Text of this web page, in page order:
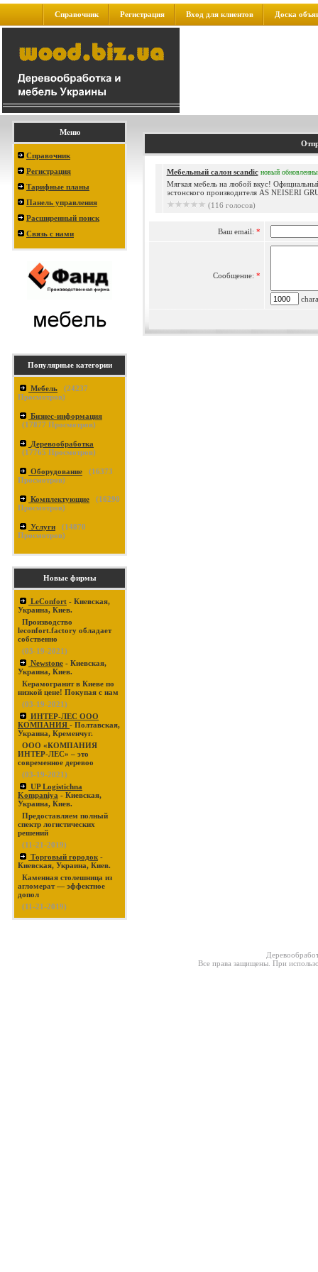
Справочник Регистрация Вход для клиентов Доска
Меню
Справочник
Регистрация
Тарифные планы
Панель управления
Расширенный поиск
Связь с нами
Популярные категории
Мебель (24237
Просмотров)
Бизнес-информация
(17877 Просмотров)
Деревообработка
(17765 Просмотров)
Оборудование (16373
Просмотров)
Комплектующие (16290
Просмотров)
Услуги (14870
Просмотров)
Новые фирмы
LeConfort - Киевская,
Украина, Киев.
Производство
leconfort.factory обладает
собственно
(03-19-2021)
Newstone - Киевская,
Украина, Киев.
Керамогранит в Киеве по
низкой цене! Покупая с нам
(03-19-2021)
ИНТЕР-ЛЕС ООО
КОМПАНИЯ - Полтавская,
Украина, Кременчуг.
ООО «КОМПАНИЯ
ИНТЕР-ЛЕС» – это
современное деревоо
(03-19-2021)
UP Logistichna
Kompaniya - Киевская,
Украина, Киев.
Предоставляем полный
спектр логистических
решений
(11-21-2019)
Торговый городок -
Киевская, Украина, Киев.
Каменная столешница из
агломерат — эффектное
допол
(11-21-2019)
Мебельный салон scandic новый
Мягкая мебель на любой вкус!
эстонского производителя AS NEISERI
(116 голосов)
Ваш email: *
Сообщение: *
Все права защищены. При